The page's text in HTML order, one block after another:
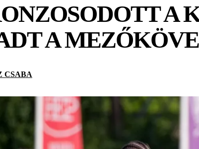
A
A
CSABA